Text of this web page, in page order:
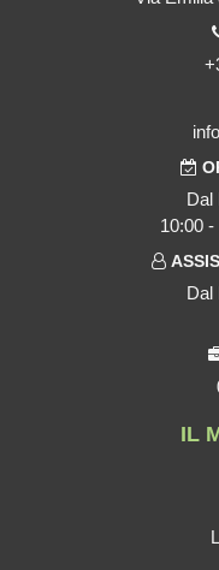
Dal
10:00
Dal
IL